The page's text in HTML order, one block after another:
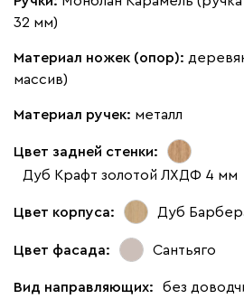
32 мм)
Материал ножек (опор):
массив)
Материал ручек: металл
Цвет задней стенки:
Дуб Крафт золотой ЛХДФ 4 мм
Цвет корпуса: Дуб
Цвет фасада: Сантьяго
Вид направляющих: без